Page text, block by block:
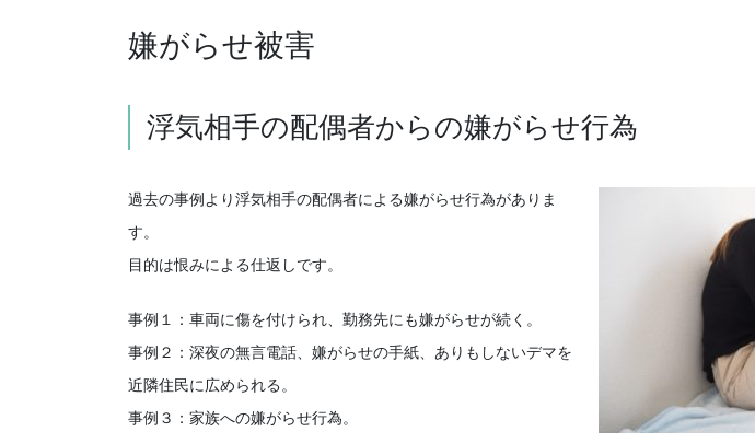
嫌がらせ被害
浮気相手の配偶者からの嫌がらせ行為
過去の事例より浮気相手の配偶者による嫌がらせ行為がありま
す。
目的は恨みによる仕返しです。
事例１：車両に傷を付けられ、勤務先にも嫌がらせが続く。
事例２：深夜の無言電話、嫌がらせの手紙、ありもしないデマを
近隣住民に広められる。
事例３：家族への嫌がらせ行為。